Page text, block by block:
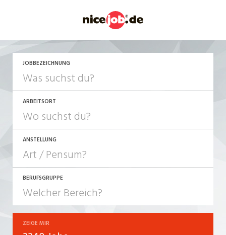
JOBBEZEICHNUNG
ARBEITSORT
ANSTELLUNG
JOB-TYP
Festanstellung
BERUFSGRUPPE
Bank, Versicherung
ZEIGE MIR